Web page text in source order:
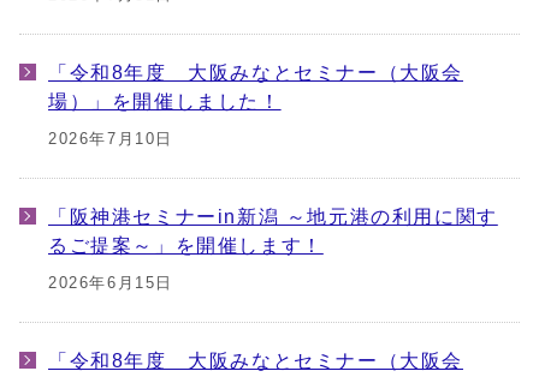
「令和8年度 大阪みなとセミナー（大阪会
場）」を開催しました！
2026年7月10日
「阪神港セミナーin新潟 ～地元港の利用に関す
るご提案～」を開催します！
2026年6月15日
「令和8年度 大阪みなとセミナー（大阪会